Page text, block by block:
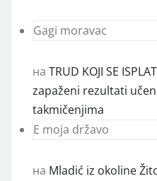
Gagi moravac
на TRUD KOJI SE
zapaženi rezultati
takmičenjima
E moja državo
на Mladić iz okoline